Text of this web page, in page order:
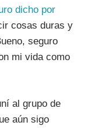
dicho por
cosas duras y
seguro
mi vida como
al grupo de
aún sigo